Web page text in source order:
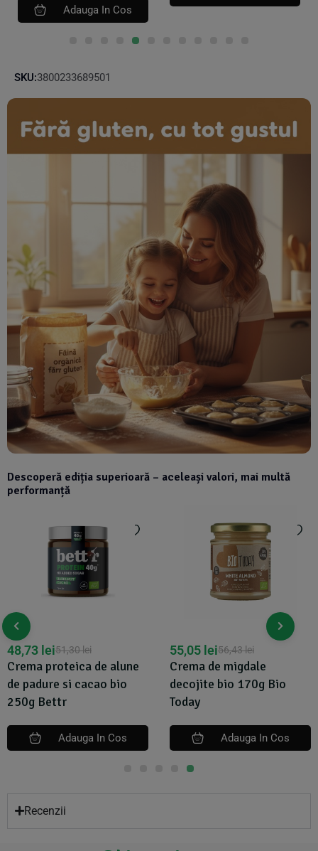
Adauga In Cos
SKU:3800233689501
Descoperă ediția superioară – aceleași valori, mai multă
performanță
Crema proteica de alune
de padure si cacao bio
250g Bettr
51,30lei
48,73 lei
Adauga In Cos
Crema de migdale
decojite bio 170g Bio
Today
56,43lei
55,05 lei
Adauga In Cos
Recenzii